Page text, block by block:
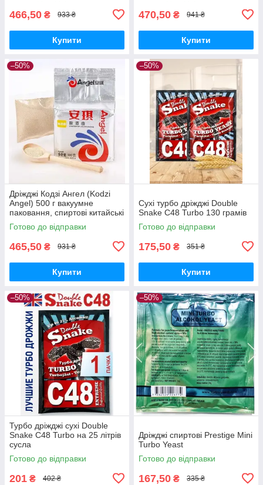
466,50 ₴ 933 ₴
Купити
470,50 ₴ 941 ₴
Купити
–50%
Дріжджі Кодзі Ангел (Kodzi
Angel) 500 г вакуумне
паковання, спиртові китайські
дріжджі
Готово до відправки
465,50 ₴ 931 ₴
Купити
–50%
Сухі турбо дріжджі Double
Snake C48 Turbo 130 грамів
Готово до відправки
175,50 ₴ 351 ₴
Купити
–50%
Турбо дріжджі сухі Double
Snake C48 Turbo на 25 літрів
сусла
Готово до відправки
201 ₴ 402 ₴
–50%
Дріжджі спиртові Prestige Mini
Turbo Yeast
Готово до відправки
167,50 ₴ 335 ₴